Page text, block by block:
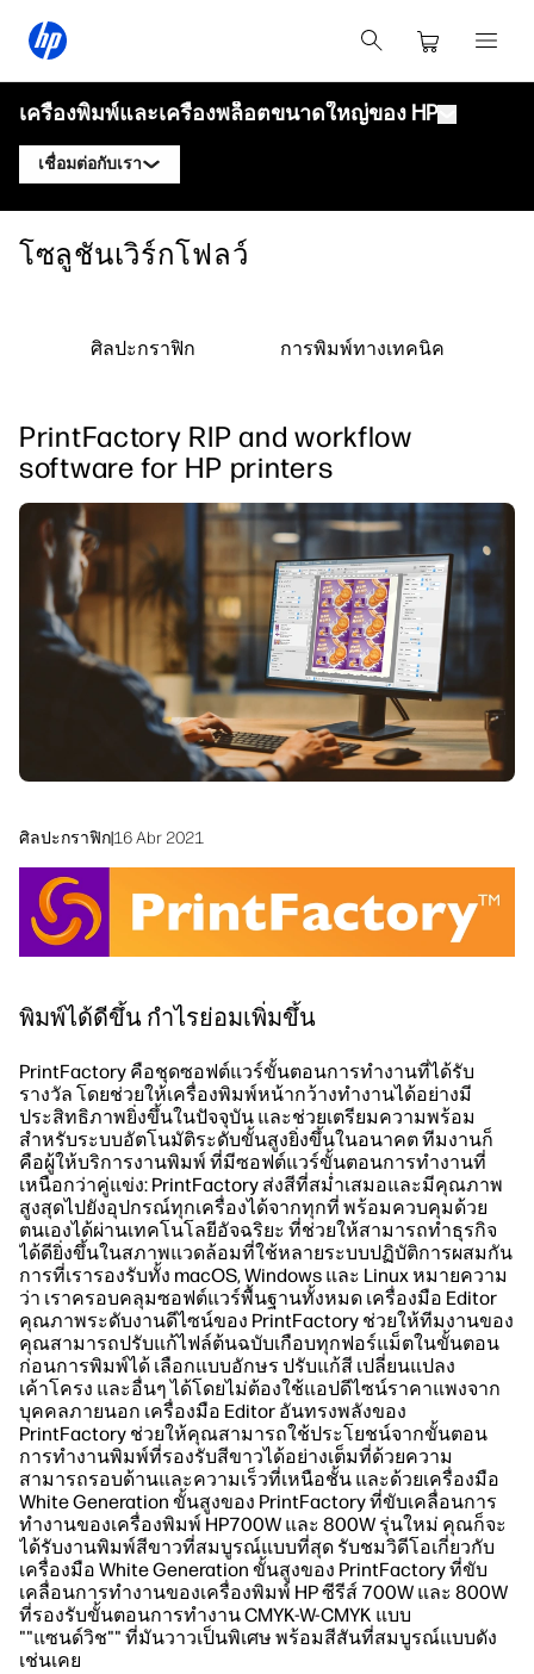
เครื่องพิมพ์และเครื่องพล็อตขนาดใหญ่ของ HP
เชื่อมต่อกับเรา
ติดต่อผู้เชี่ยวชาญ HP DesignJet
ติดต่อผู้เชี่ยวชาญ HP Latex
ติดต่อผู้เชี่ยวชาญ PrintOS
ติดตามเรา
linkedInfacebook
twitteryoutube
เครื่องพล็อตเทคนิค HP DesignJet
เครื่องพิมพ์ HP Stitch
โซลูชันและบริการ
HP PrintOS Production Hub
ความปลอดภัย
บล็อก
คำรับรอง
โซลูชันเวิร์กโฟลว์
ความยั่งยืน
โซลูชันเวิร์กโฟลว์
ศิลปะกราฟิก การพิมพ์ทางเทคนิค
PrintFactory RIP and workflow
software for HP printers
ศิลปะกราฟิก|16 Abr 2021
พิมพ์ได้ดีขึ้น กำไรย่อมเพิ่มขึ้น
PrintFactory คือชุดซอฟต์แวร์ขั้นตอนการทำงานที่ได้รับ
รางวัล โดยช่วยให้เครื่องพิมพ์หน้ากว้างทำงานได้อย่างมี
ประสิทธิภาพยิ่งขึ้นในปัจจุบัน และช่วยเตรียมความพร้อม
สำหรับระบบอัตโนมัติระดับขั้นสูงยิ่งขึ้นในอนาคต ทีมงานก็
คือผู้ให้บริการงานพิมพ์ ที่มีซอฟต์แวร์ขั้นตอนการทำงานที่
เหนือกว่าคู่แข่ง: PrintFactory ส่งสีที่สม่ำเสมอและมีคุณภาพ
สูงสุดไปยังอุปกรณ์ทุกเครื่องได้จากทุกที่ พร้อมควบคุมด้วย
ตนเองได้ผ่านเทคโนโลยีอัจฉริยะ ที่ช่วยให้สามารถทำธุรกิจ
ได้ดียิ่งขึ้นในสภาพแวดล้อมที่ใช้หลายระบบปฏิบัติการผสมกัน
การที่เรารองรับทั้ง macOS, Windows และ Linux หมายความ
ว่า เราครอบคลุมซอฟต์แวร์พื้นฐานทั้งหมด เครื่องมือ Editor
คุณภาพระดับงานดีไซน์ของ PrintFactory ช่วยให้ทีมงานของ
คุณสามารถปรับแก้ไฟล์ต้นฉบับเกือบทุกฟอร์แม็ตในขั้นตอน
ก่อนการพิมพ์ได้ เลือกแบบอักษร ปรับแก้สี เปลี่ยนแปลง
เค้าโครง และอื่นๆ ได้โดยไม่ต้องใช้แอปดีไซน์ราคาแพงจาก
บุคคลภายนอก เครื่องมือ Editor อันทรงพลังของ
PrintFactory ช่วยให้คุณสามารถใช้ประโยชน์จากขั้นตอน
การทำงานพิมพ์ที่รองรับสีขาวได้อย่างเต็มที่ด้วยความ
สามารถรอบด้านและความเร็วที่เหนือชั้น และด้วยเครื่องมือ
White Generation ขั้นสูงของ PrintFactory ที่ขับเคลื่อนการ
ทำงานของเครื่องพิมพ์ HP700W และ 800W รุ่นใหม่ คุณก็จะ
ได้รับงานพิมพ์สีขาวที่สมบูรณ์แบบที่สุด รับชมวิดีโอเกี่ยวกับ
เครื่องมือ White Generation ขั้นสูงของ PrintFactory ที่ขับ
เคลื่อนการทำงานของเครื่องพิมพ์ HP ซีรีส์ 700W และ 800W
ที่รองรับขั้นตอนการทำงาน CMYK-W-CMYK แบบ
""แซนด์วิช"" ที่มันวาวเป็นพิเศษ พร้อมสีสันที่สมบูรณ์แบบดัง
เช่นเคย